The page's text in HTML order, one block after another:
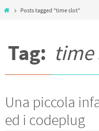
HomePosts tagged "time slot"
Tag:
Una piccola
ed i codeplug